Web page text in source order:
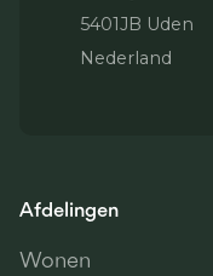
5401JB Uden
Nederland
Afdelingen
Wonen